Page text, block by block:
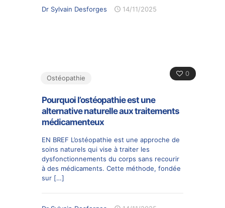
Dr Sylvain Desforges 14/11/2025
0
Ostéopathie
Pourquoi l’ostéopathie est une
alternative naturelle aux traitements
médicamenteux
EN BREF L’ostéopathie est une approche de
soins naturels qui vise à traiter les
dysfonctionnements du corps sans recourir
à des médicaments. Cette méthode, fondée
sur […]